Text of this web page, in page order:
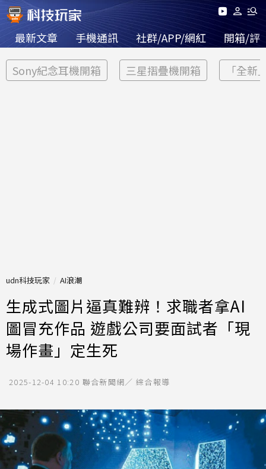
最新文章 手機通訊 社群/APP/網紅 開箱/評
Sony紀念耳機開箱 三星摺疊機開箱 「全新
udn科技玩家 AI浪潮
生成式圖片逼真難辨！求職者拿AI
圖冒充作品 遊戲公司要面試者「現
場作畫」定生死
2025-12-04 10:20 聯合新聞網／ 綜合報導